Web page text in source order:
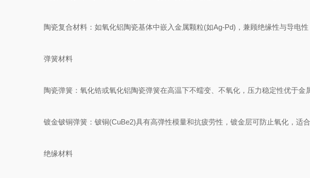
陶瓷复合材料：如氧化铝陶瓷基体中嵌入金属颗粒(如Ag-Pd)，兼顾绝缘性与导电性
弹簧材料
陶瓷弹簧：氧化锆或氧化铝陶瓷弹簧在高温下不蠕变、不氧化，压力稳定性优于金
镀金铍铜弹簧：铍铜(CuBe2)具有高弹性模量和抗疲劳性，镀金层可防止氧化，适合
绝缘材料